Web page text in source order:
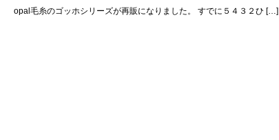
opal毛糸のゴッホシリーズが再販になりました。 すでに５４３２ひ […]